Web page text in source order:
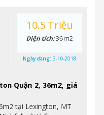
Quận 2, 36m2, giá
tại Lexington, MT
10.5 Triệu
Diện tích:36 m2
Ngày đăng: 3-10-2018